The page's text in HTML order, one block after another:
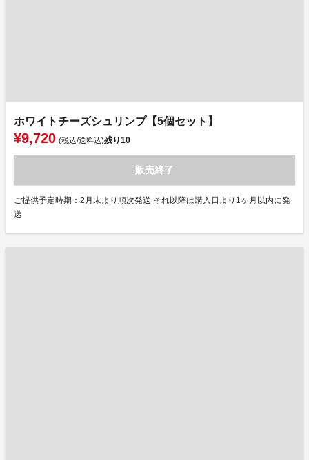
ホワイトチーズシュリンプ【5個セット】
¥9,720 (税込/送料込)残り10
販売終了
ご提供予定時期：2月末より順次発送 それ以降は購入日より1ヶ月以内に発
送